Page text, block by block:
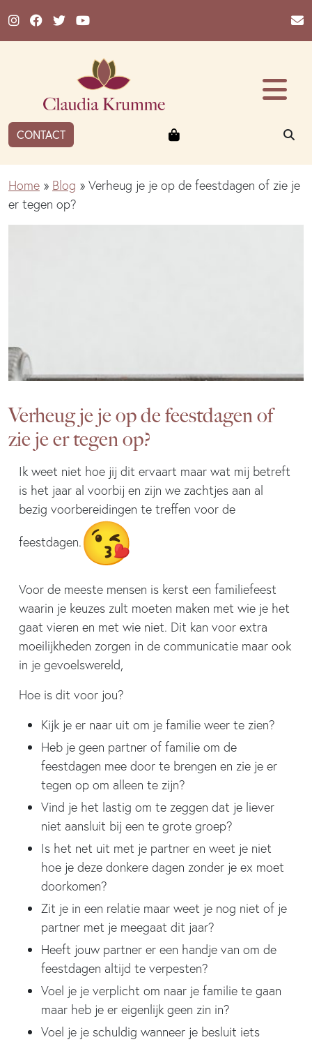
CONTACT Winkelmandje
Home » Blog » Verheug je je op de feestdagen of zie je
er tegen op?
Verheug je je op de feestdagen of
zie je er tegen op?
Ik weet niet hoe jij dit ervaart maar wat mij betreft
is het jaar al voorbij en zijn we zachtjes aan al
bezig voorbereidingen te treffen voor de
feestdagen.
Voor de meeste mensen is kerst een familiefeest
waarin je keuzes zult moeten maken met wie je het
gaat vieren en met wie niet. Dit kan voor extra
moeilijkheden zorgen in de communicatie maar ook
in je gevoelswereld,
Hoe is dit voor jou?
Kijk je er naar uit om je familie weer te zien?
Heb je geen partner of familie om de
feestdagen mee door te brengen en zie je er
tegen op om alleen te zijn?
Vind je het lastig om te zeggen dat je liever
niet aansluit bij een te grote groep?
Is het net uit met je partner en weet je niet
hoe je deze donkere dagen zonder je ex moet
doorkomen?
Zit je in een relatie maar weet je nog niet of je
partner met je meegaat dit jaar?
Heeft jouw partner er een handje van om de
feestdagen altijd te verpesten?
Voel je je verplicht om naar je familie te gaan
maar heb je er eigenlijk geen zin in?
Voel je je schuldig wanneer je besluit iets